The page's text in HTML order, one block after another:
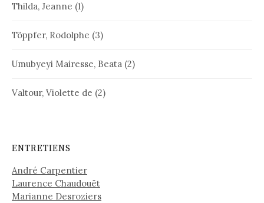
Thilda, Jeanne (1)
Töppfer, Rodolphe (3)
Umubyeyi Mairesse, Beata (2)
Valtour, Violette de (2)
ENTRETIENS
André Carpentier
Laurence Chaudouët
Marianne Desroziers